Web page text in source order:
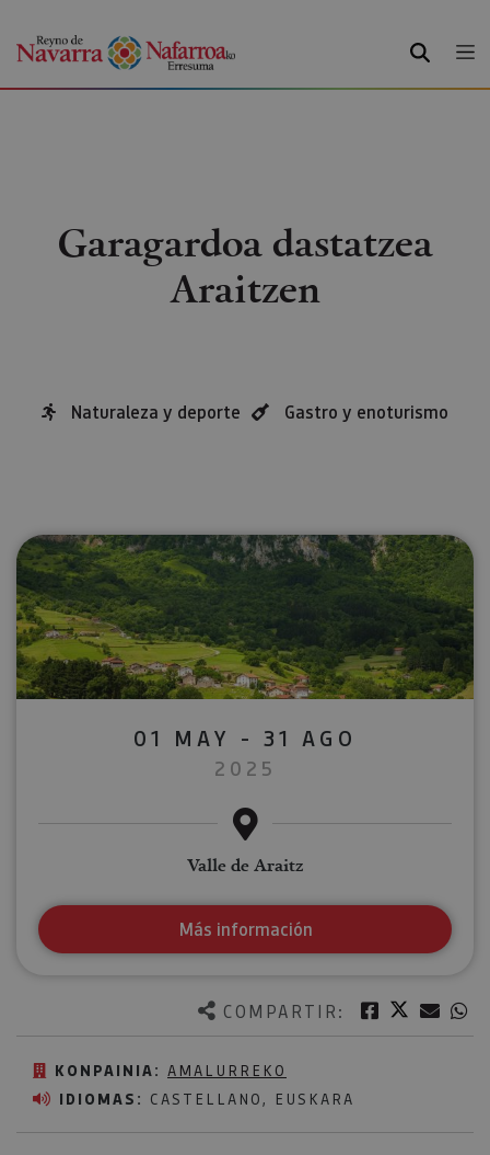
BILATU
Garagardoa dastatzea
Araitzen
Naturaleza y deporte Gastro y enoturismo
COMPARTIR: Facebook
Twitter
KONPAINIA: AMALURREKO
IDIOMAS: CASTELLANO, EUSKARA
01 MAY - 31 AGO
2025
Valle de Araitz
Más información